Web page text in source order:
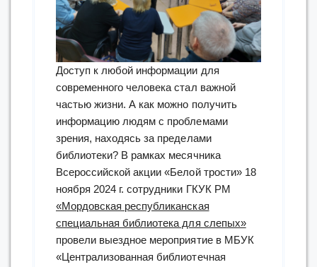
Аркадия
Гайдара
и
др.”
Доступ к любой информации для
современного человека стал важной
частью жизни. А как можно получить
информацию людям с проблемами
зрения, находясь за пределами
библиотеки? В рамках месячника
Всероссийской акции «Белой трости» 18
ноября 2024 г. сотрудники ГКУК РМ
«Мордовская республиканская
специальная библиотека для слепых»
провели выездное мероприятие в МБУК
«Централизованная библиотечная